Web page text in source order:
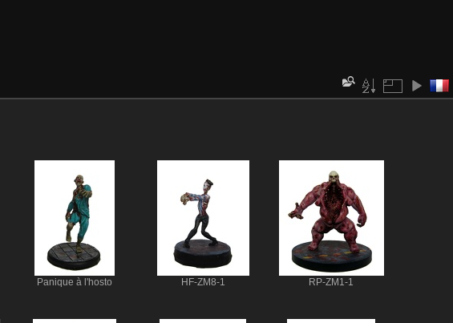
Panique à l'hosto HF-ZM8-1 RP-ZM1-1